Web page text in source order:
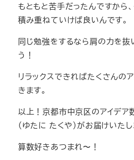
もともと苦手だったんですから
積み重ねていけば良いんです。
同じ勉強をするなら肩の力を抜
う！
リラックスできればたくさんの
きます。
以上！京都市中京区のアイデ
（ゆたに たくや）がお届けいたし
算数好きあつまれ〜！